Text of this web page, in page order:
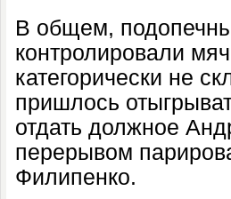
В общем,
контролировали
категорически не
пришлось
отдать должное
перерывом
Филипенко.